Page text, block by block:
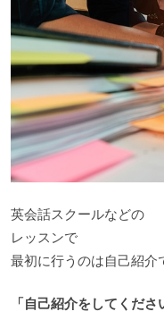
英会話スクールなどの
レッスンで
最初に行うのは自己紹介
「自己紹介をしてくださ